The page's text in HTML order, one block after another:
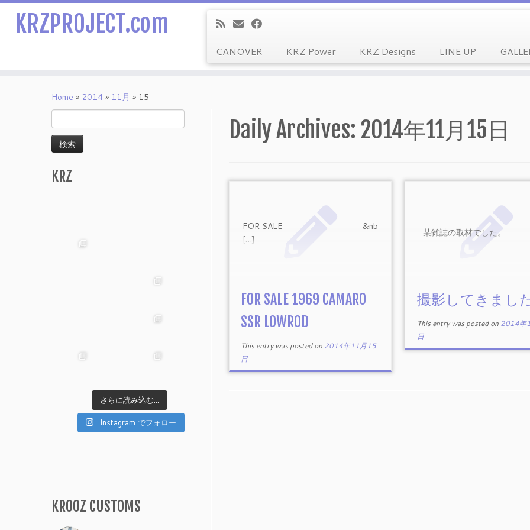
KRZPROJECT.com
CANOVER KRZ Power KRZ Designs LINE UP
Home » 2014 » 11月 » 15
索:
KRZ
さらに読み込む...
Instagram でフォロー
KROOZ CUSTOMS
Daily Archives: 2014年11月15日
FOR SALE &nb
[…]
FOR SALE 1969 CAMARO
SSR LOWROD
This entry was posted on 2014年11月15
日
某雑誌の取材でした。
撮影してきまし
This entry was posted on 2014年
日